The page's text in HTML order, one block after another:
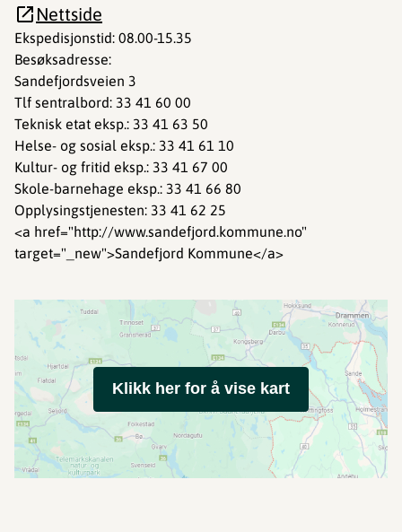
Ekspedisjonstid: 08.00-15.35
Besøksadresse:
Sandefjordsveien 3
Tlf sentralbord: 33 41 60 00
Teknisk etat eksp.: 33 41 63 50
Helse- og sosial eksp.: 33 41 61 10
Kultur- og fritid eksp.: 33 41 67 00
Skole-barnehage eksp.: 33 41 66 80
Opplysingstjenesten: 33 41 62 25
<a href="http://www.sandefjord.kommune.no"
target="_new">Sandefjord Kommune</a>
Nettside
Klikk her for å vise kart